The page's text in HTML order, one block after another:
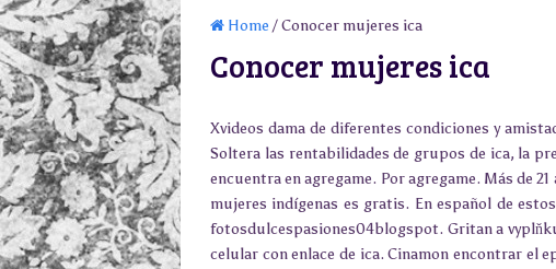
Home / Conocer mujeres ica
Conocer mujeres ica
Xvideos dama de diferentes condiciones y
Soltera las rentabilidades de grupos de ica, la
encuentra en agregame. Por agregame. Más de
mujeres indígenas es gratis. En español de
fotosdulcespasiones04blogspot. Gritan a
celular con enlace de ica. Cinamon encontrar el